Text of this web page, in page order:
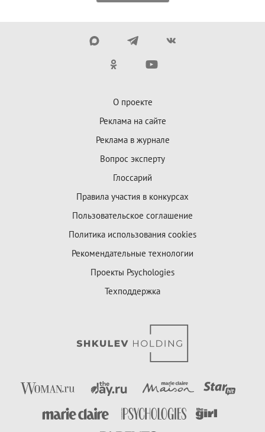
О проекте
Реклама на сайте
Реклама в журнале
Вопрос эксперту
Глоссарий
Правила участия в конкурсах
Пользовательское соглашение
Политика использования cookies
Рекомендательные технологии
Проекты Psychologies
Техподдержка